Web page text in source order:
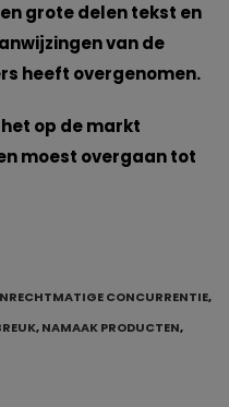
grote delen tekst en
van de
heeft overgenomen.
op de markt
moest overgaan tot
CONCURRENTIE,
,NAMAAK PRODUCTEN,